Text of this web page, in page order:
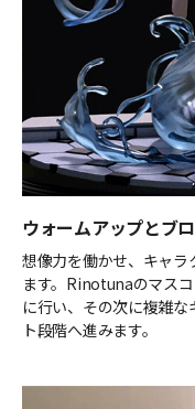
ウォームアップとブ
想像力を働かせ、キャラ
ます。Rinotunaのマス
に行い、その次に複雑
ト段階へ進みます。